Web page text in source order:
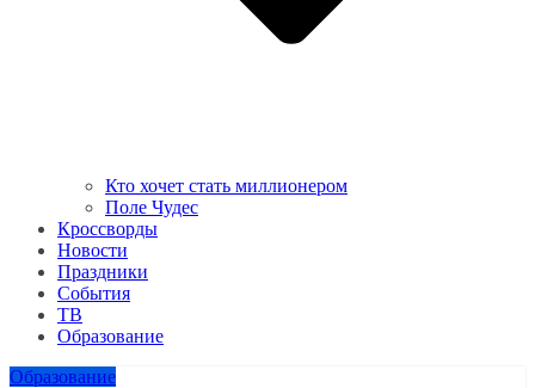
Кто хочет стать миллионером
Поле Чудес
Кроссворды
Новости
Праздники
События
ТВ
Образование
Образование